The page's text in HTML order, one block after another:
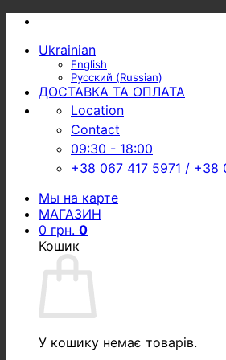
Skip
contentUkrainian
English
Русский (Russian)
ДОСТАВКА ТА ОПЛАТА
Location
Contact
09:30 - 18:00
+38 067 417 5971 / +38
Мы на карте
МАГАЗИН
0 грн. 0
Кошик
У кошику немає товарів.